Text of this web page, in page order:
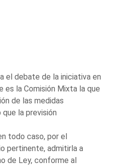
el debate de la iniciativa en
es la Comisión Mixta la que
de las medidas
la previsión
todo caso, por el
pertinente, admitirla a
de Ley, conforme al